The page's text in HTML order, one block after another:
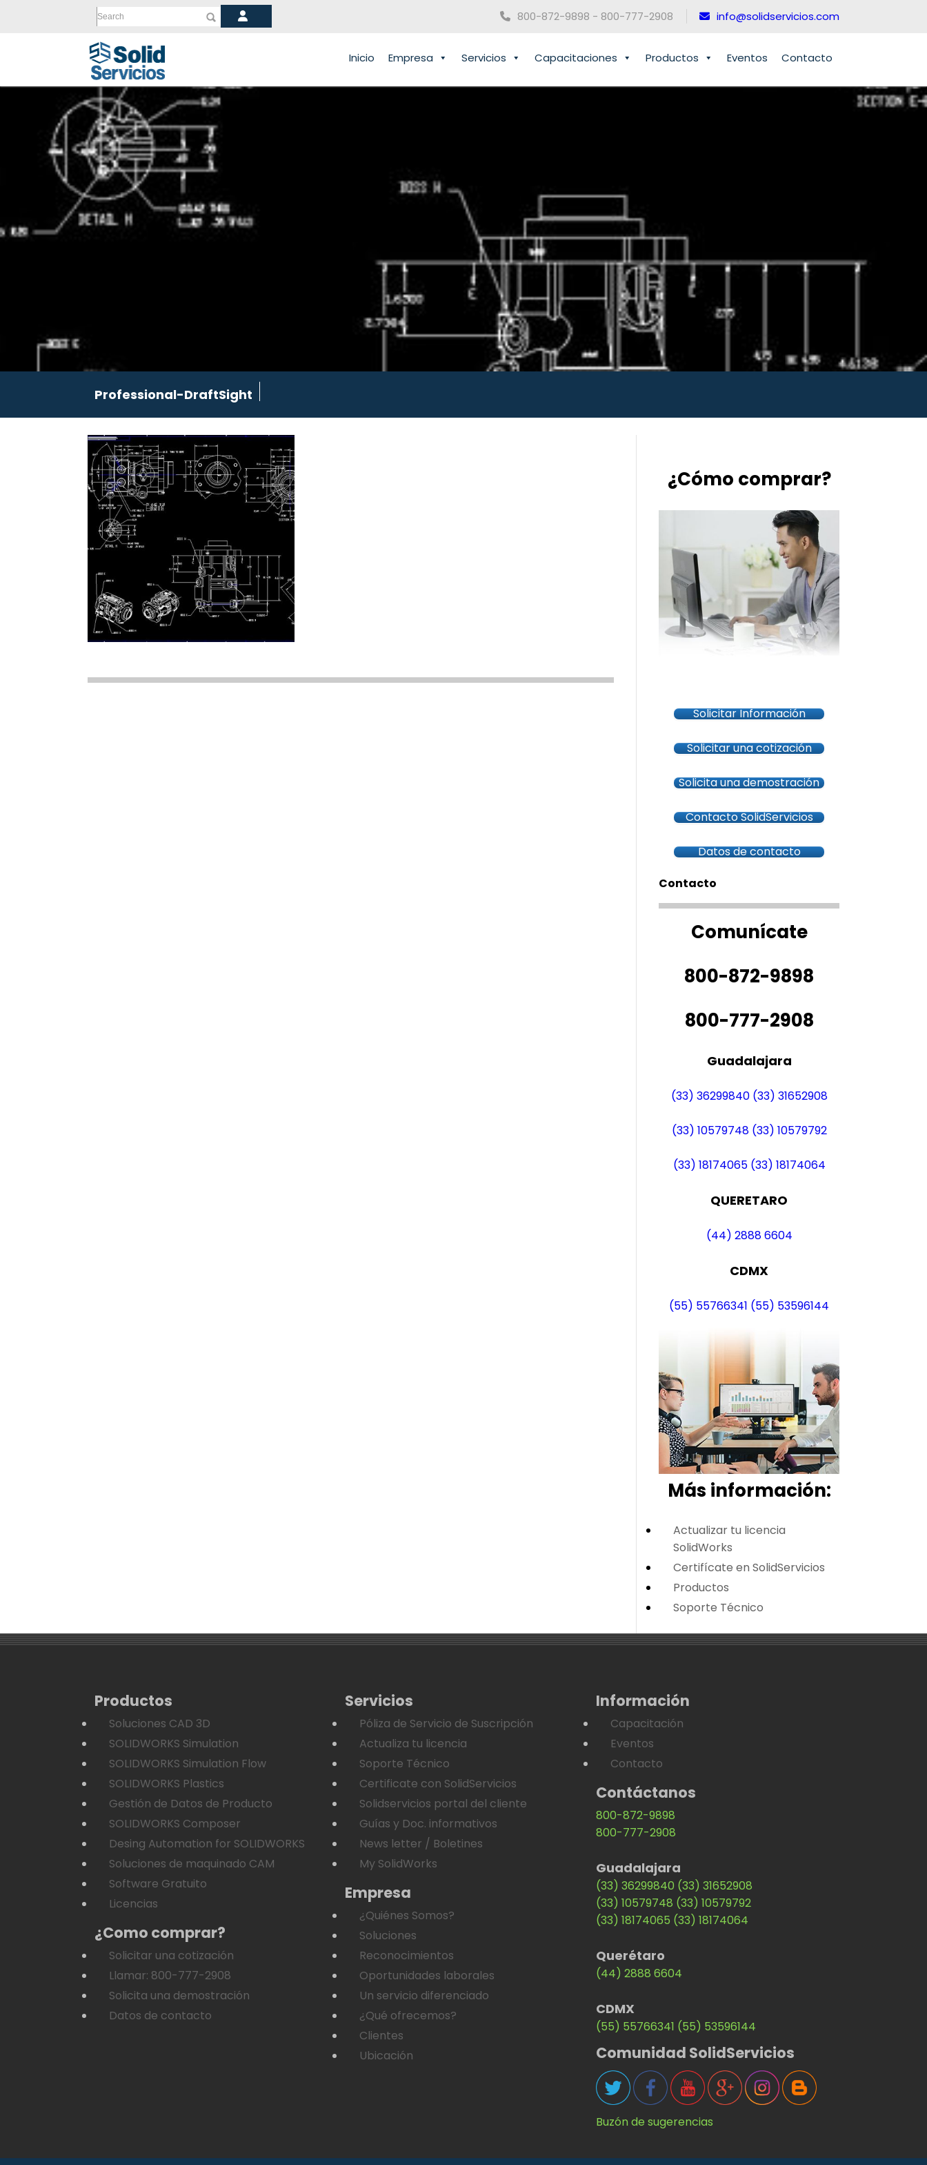
800-872-9898 - 800-777-2908 info@solidservicios.com
Search
Inicio Empresa Servicios Capacitaciones Productos Eventos Contacto
Professional-DraftSight
¿Cómo comprar?
Solicitar Información
Solicitar una cotización
Solicita una demostración
Contacto SolidServicios
Datos de contacto
Contacto
Comunícate
800-872-9898
800-777-2908
Guadalajara
(33) 36299840 (33) 31652908
(33) 10579748 (33) 10579792
(33) 18174065 (33) 18174064
QUERETARO
(44) 2888 6604
CDMX
(55) 55766341 (55) 53596144
Más información:
Actualizar tu licencia
SolidWorks
Certifícate en SolidServicios
Productos
Soporte Técnico
Productos
Soluciones CAD 3D
SOLIDWORKS Simulation
SOLIDWORKS Simulation Flow
SOLIDWORKS Plastics
Gestión de Datos de Producto
SOLIDWORKS Composer
Desing Automation for SOLIDWORKS
Soluciones de maquinado CAM
Software Gratuito
Licencias
¿Como comprar?
Solicitar una cotización
Llamar: 800-777-2908
Solicita una demostración
Datos de contacto
Servicios
Póliza de Servicio de Suscripción
Actualiza tu licencia
Soporte Técnico
Certificate con SolidServicios
Solidservicios portal del cliente
Guías y Doc. informativos
News letter / Boletines
My SolidWorks
Empresa
¿Quiénes Somos?
Soluciones
Reconocimientos
Oportunidades laborales
Un servicio diferenciado
¿Qué ofrecemos?
Clientes
Ubicación
Información
Capacitación
Eventos
Contacto
Contáctanos
800-872-9898
800-777-2908
Guadalajara
(33) 36299840 (33) 31652908
(33) 10579748 (33) 10579792
(33) 18174065 (33) 18174064
Querétaro
(44) 2888 6604
CDMX
(55) 55766341 (55) 53596144
Comunidad SolidServicios
Buzón de sugerencias